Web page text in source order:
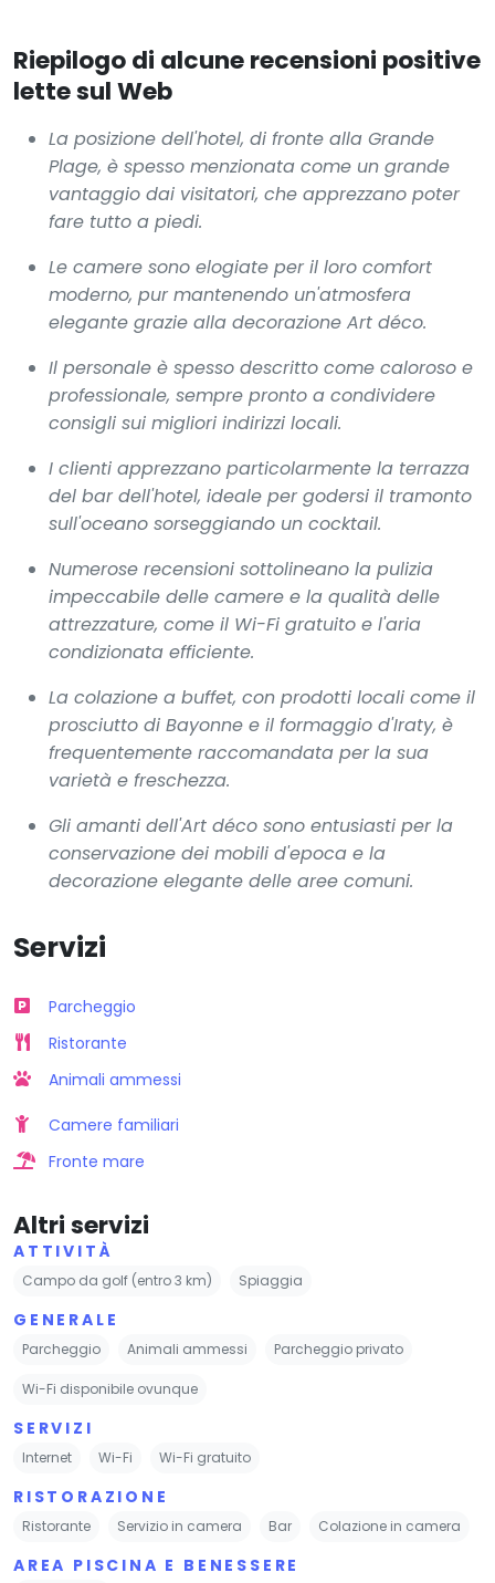
Riepilogo di alcune recensioni positive
lette sul Web
La posizione dell'hotel, di fronte alla Grande
Plage, è spesso menzionata come un grande
vantaggio dai visitatori, che apprezzano poter
fare tutto a piedi.
Le camere sono elogiate per il loro comfort
moderno, pur mantenendo un'atmosfera
elegante grazie alla decorazione Art déco.
Il personale è spesso descritto come caloroso e
professionale, sempre pronto a condividere
consigli sui migliori indirizzi locali.
I clienti apprezzano particolarmente la terrazza
del bar dell'hotel, ideale per godersi il tramonto
sull'oceano sorseggiando un cocktail.
Numerose recensioni sottolineano la pulizia
impeccabile delle camere e la qualità delle
attrezzature, come il Wi-Fi gratuito e l'aria
condizionata efficiente.
La colazione a buffet, con prodotti locali come il
prosciutto di Bayonne e il formaggio d'Iraty, è
frequentemente raccomandata per la sua
varietà e freschezza.
Gli amanti dell'Art déco sono entusiasti per la
conservazione dei mobili d'epoca e la
decorazione elegante delle aree comuni.
Servizi
Parcheggio
Ristorante
Animali ammessi
Camere familiari
Fronte mare
Altri servizi
ATTIVITÀ
Campo da golf (entro 3 km) Spiaggia
GENERALE
Parcheggio Animali ammessi Parcheggio privato
Wi-Fi disponibile ovunque
SERVIZI
Internet Wi-Fi Wi-Fi gratuito
RISTORAZIONE
Ristorante Servizio in camera Bar Colazione in camera
AREA PISCINA E BENESSERE